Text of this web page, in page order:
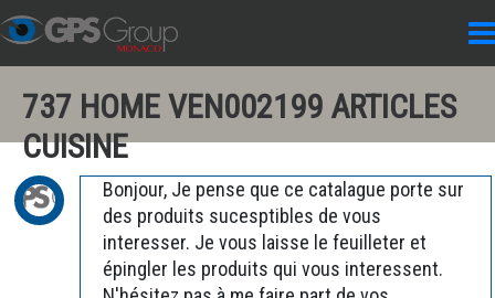
737 HOME VEN002199 ARTICLES
CUISINE
Bonjour, Je pense que ce catalague porte sur
des produits sucesptibles de vous
interesser. Je vous laisse le feuilleter et
épingler les produits qui vous interessent.